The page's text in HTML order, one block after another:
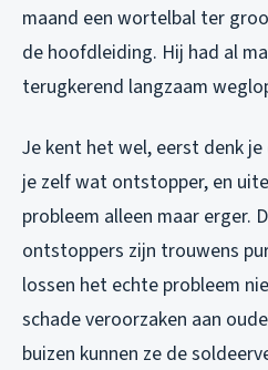
maand een wortelbal ter
de hoofdleiding. Hij had al
terugkerend langzaam
Je kent het wel, eerst denk
je zelf wat ontstopper, en
probleem alleen maar erger.
ontstoppers zijn trouwens
lossen het echte probleem
schade veroorzaken aan
buizen kunnen ze de